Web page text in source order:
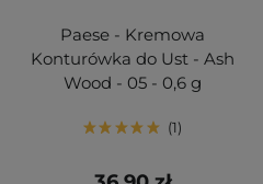
Paese - Kremowa
Konturówka do Ust - Ash
Wood - 05 - 0,6 g
1